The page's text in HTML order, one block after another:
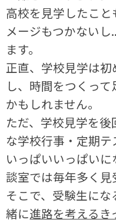
高校を見学したこ
メージもつかない
ます。
正直、学校見学は
し、時間をつくっ
かもしれません。
ただ、学校見学を
な学校行事・定期テ
いっぱいいっぱい
談室では毎年多く見
そこで、受験生に
緒に進路を考えるき